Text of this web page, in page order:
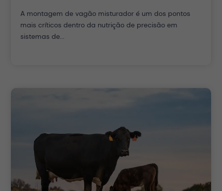
A montagem de vagão misturador é um dos pontos
mais críticos dentro da nutrição de precisão em
sistemas de...